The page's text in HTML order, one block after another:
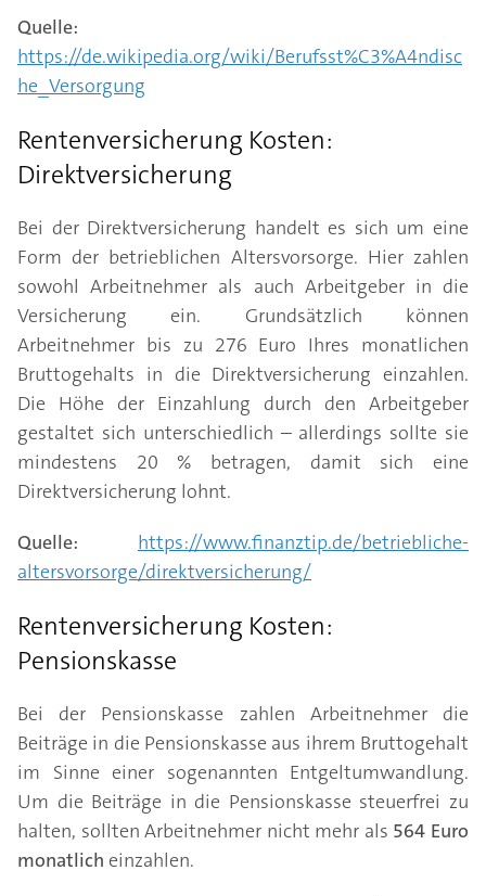
Quelle:
https://de.wikipedia.org/wiki/Berufsst%C3%A4ndisc
he_Versorgung
Rentenversicherung Kosten:
Direktversicherung
Bei der Direktversicherung handelt es sich um eine
Form der betrieblichen Altersvorsorge. Hier zahlen
sowohl Arbeitnehmer als auch Arbeitgeber in die
Versicherung ein. Grundsätzlich können
Arbeitnehmer bis zu 276 Euro Ihres monatlichen
Bruttogehalts in die Direktversicherung einzahlen.
Die Höhe der Einzahlung durch den Arbeitgeber
gestaltet sich unterschiedlich – allerdings sollte sie
mindestens 20 % betragen, damit sich eine
Direktversicherung lohnt.
Quelle: https://www.finanztip.de/betriebliche-
altersvorsorge/direktversicherung/
Rentenversicherung Kosten:
Pensionskasse
Bei der Pensionskasse zahlen Arbeitnehmer die
Beiträge in die Pensionskasse aus ihrem Bruttogehalt
im Sinne einer sogenannten Entgeltumwandlung.
Um die Beiträge in die Pensionskasse steuerfrei zu
halten, sollten Arbeitnehmer nicht mehr als 564 Euro
monatlich einzahlen.